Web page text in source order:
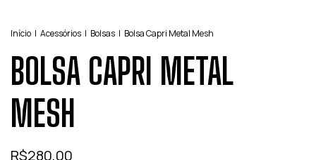
Início | Acessórios | Bolsas | Bolsa Capri Metal Mesh
BOLSA CAPRI METAL
MESH
R$280,00